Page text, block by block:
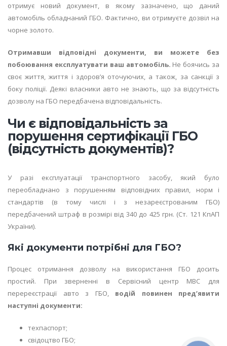
отримує новий документ, в якому зазначено, що даний
автомобіль обладнаний ГБО. Фактично, ви отримуєте дозвіл на
чорне золото.
Отримавши відповідні документи, ви можете без
побоювання експлуатувати ваш автомобіль. Не боячись за
своє життя, життя і здоров’я оточуючих, а також, за санкції з
боку поліції. Деякі власники авто не знають, що за відсутність
дозволу на ГБО передбачена відповідальність.
Чи є відповідальність за
порушення сертифікації ГБО
(відсутність документів)?
У разі експлуатації транспортного засобу, який було
переобладнано з порушенням відповідних правил, норм і
стандартів (в тому числі і з незареєстрованим ГБО)
передбачений штраф в розмірі від 340 до 425 грн. (Ст. 121 КпАП
України).
Які документи потрібні для ГБО?
Процес отримання дозволу на використання ГБО досить
простий. При зверненні в Сервісний центр МВС для
перереєстрації авто з ГБО, водій повинен пред’явити
наступні документи:
техпаспорт;
свідоцтво ГБО;